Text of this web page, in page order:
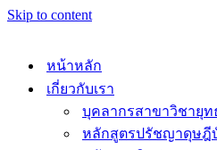
Skip to content
หน้าหลัก
เกี่ยวกับเรา
บุคลากรสาขาวิชายุ
หลักสูตรปรัชญาดุษ